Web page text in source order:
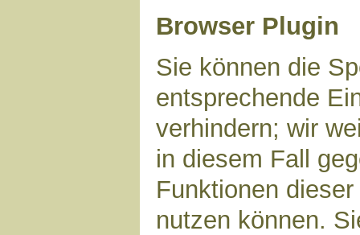
Browser Plugin
Sie können die
entsprechende
verhindern; wir
in diesem Fall
Funktionen
nutzen können.